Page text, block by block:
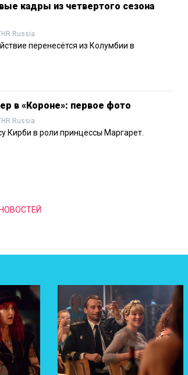
кадры из четвертого сезона
Russia
перенесётся из Колумбии в
в «Короне»: первое фото
Russia
Кирби в роли принцессы Маргарет.
НОВОСТЕЙ